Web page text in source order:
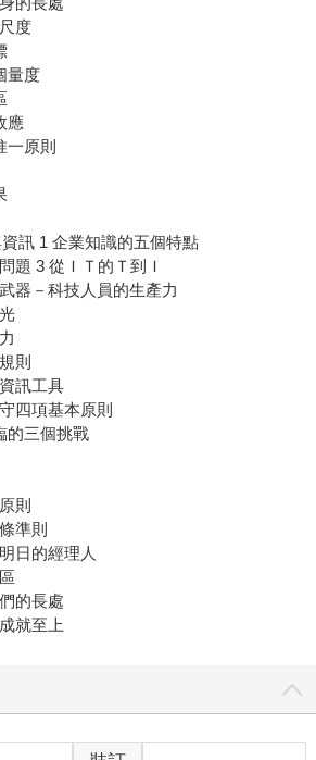
度
量度
應
一原則
訊 1 企業知識的五個特點
題 3 從ＩＴ的Ｔ到Ｉ
器－科技人員的生產力
則
訊工具
四項基本原則
的三個挑戰
則
準則
日的經理人
的長處
就至上